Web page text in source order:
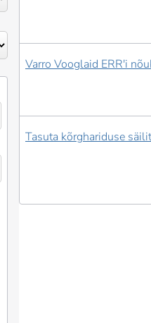
Varro Vooglaid ERR'i
Tasuta kõrghariduse